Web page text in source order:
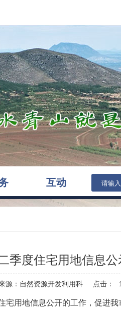
互动
季度住宅用地信息公
源：自然资源开发利用科 点击：
宅用地信息公开的工作，促进